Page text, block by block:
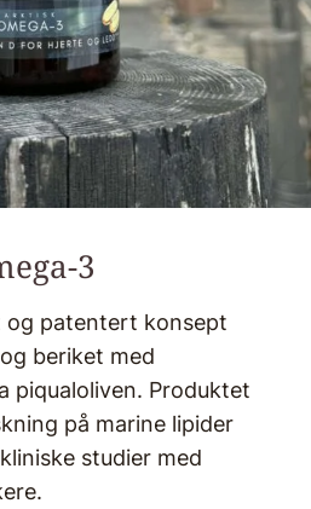
3
og patentert konsept
beriket med
piqualoliven. Produktet
på marine lipider
studier med